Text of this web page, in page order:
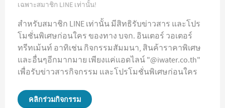
เฉพาะสมาชิก LINE เท่านั้น!
สำหรับสมาชิก LINE เท่านั้น มีสิทธิรับข่าวสาร และโปร
โมชั่นพิเศษก่อนใคร ของทาง บจก. อินเตอร์ วอเตอร์
ทรีทเม้นท์ อาทิเช่น กิจกรรมสัมมนา, สินค้าราคาพิเศษ
และอื่นๆอีกมากมาย เพียงแค่แอดไลน์ "@iwater.co.th"
เพื่อรับข่าวสารกิจกรรม และโปรโมชั่นพิเศษก่อนใคร
คลิกร่วมกิจกรรม